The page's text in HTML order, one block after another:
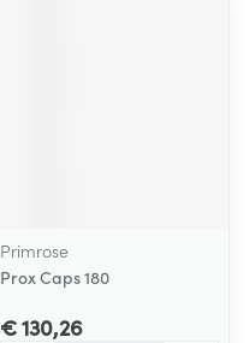
Primrose
Prox Caps 180
€ 130,26